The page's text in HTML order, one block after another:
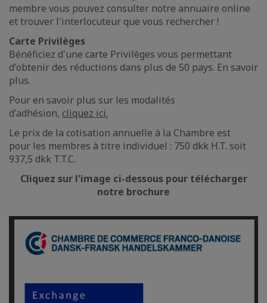
membre vous pouvez consulter notre annuaire online
et trouver l'interlocuteur que vous rechercher !
Carte Privilèges
Bénéficiez d'une carte Privilèges vous permettant
d'obtenir des réductions dans plus de 50 pays. En savoir
plus.
Pour en savoir plus sur les modalités
d'adhésion, cliquez ici.
Le prix de la cotisation annuelle à la Chambre est
pour les membres à titre individuel : 750 dkk H.T. soit
937,5 dkk T.T.C.
Cliquez sur l'image ci-dessous pour télécharger
notre brochure